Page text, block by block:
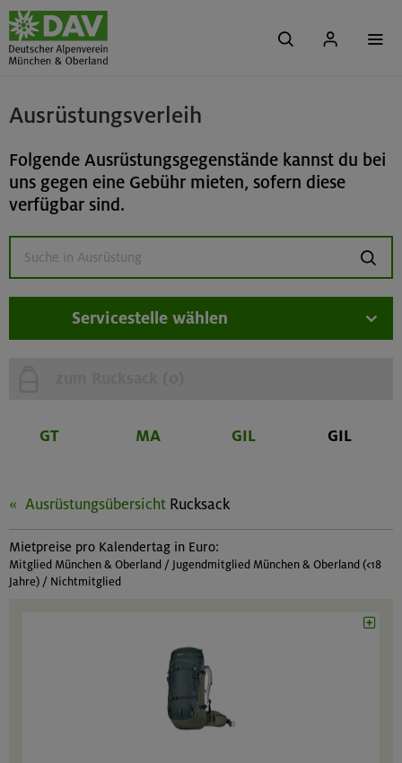
Ausrüstungsverleih
Folgende Ausrüstungsgegenstände kannst du bei
uns gegen eine Gebühr mieten, sofern diese
verfügbar sind.
suchen
Servicestelle wählen
GT MA GIL GIL
Ausrüstungsübersicht Rucksack
Mietpreise pro Kalendertag in Euro:
Mitglied München & Oberland / Jugendmitglied München & Oberland (<18
Jahre) / Nichtmitglied